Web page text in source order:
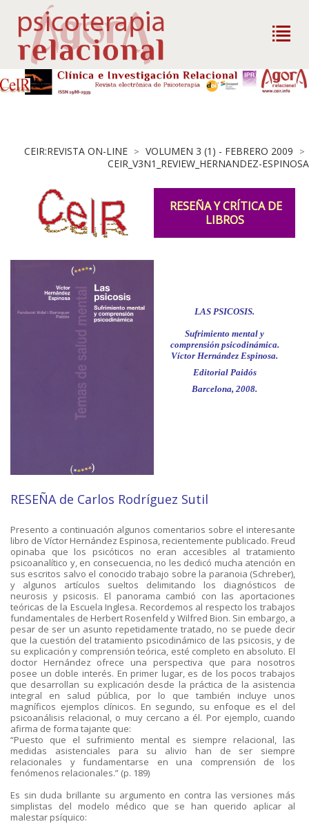
CEIR:REVISTA ON-LINE > VOLUMEN 3 (1) - FEBRERO 2009 >
CEIR_V3N1_REVIEW_HERNANDEZ-ESPINOSA
RESEÑA Y CRÍTICA DE
LIBROS
LAS PSICOSIS.
Sufrimiento mental y
comprensión psicodinámica.
Víctor Hernández Espinosa.
Editorial Paidós
Barcelona, 2008.
RESEÑA de Carlos Rodríguez Sutil
Presento a continuación algunos comentarios sobre el interesante
libro de Víctor Hernández Espinosa, recientemente publicado. Freud
opinaba que los psicóticos no eran accesibles al tratamiento
psicoanalítico y, en consecuencia, no les dedicó mucha atención en
sus escritos salvo el conocido trabajo sobre la paranoia (Schreber),
y algunos artículos sueltos delimitando los diagnósticos de
neurosis y psicosis. El panorama cambió con las aportaciones
teóricas de la Escuela Inglesa. Recordemos al respecto los trabajos
fundamentales de Herbert Rosenfeld y Wilfred Bion. Sin embargo, a
pesar de ser un asunto repetidamente tratado, no se puede decir
que la cuestión del tratamiento psicodinámico de las psicosis, y de
su explicación y comprensión teórica, esté completo en absoluto. El
doctor Hernández ofrece una perspectiva que para nosotros
posee un doble interés. En primer lugar, es de los pocos trabajos
que desarrollan su explicación desde la práctica de la asistencia
integral en salud pública, por lo que también incluye unos
magníficos ejemplos clínicos. En segundo, su enfoque es el del
psicoanálisis relacional, o muy cercano a él. Por ejemplo, cuando
afirma de forma tajante que:
“Puesto que el sufrimiento mental es siempre relacional, las
medidas asistenciales para su alivio han de ser siempre
relacionales y fundamentarse en una comprensión de los
fenómenos relacionales.” (p. 189)
Es sin duda brillante su argumento en contra las versiones más
simplistas del modelo médico que se han querido aplicar al
malestar psíquico: